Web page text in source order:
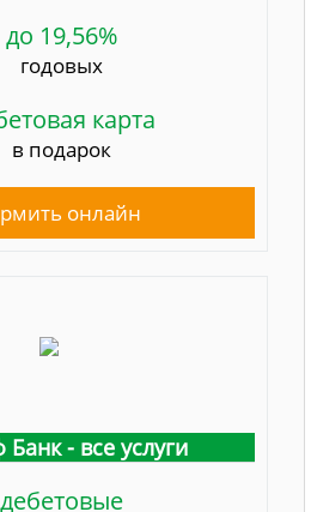
до 19,56%
годовых
карта
в подарок
онлайн
- все услуги
дебетовые